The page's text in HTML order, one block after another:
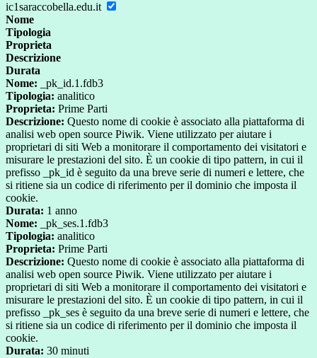
ic1saraccobella.edu.it
Nome
Tipologia
Proprieta
Descrizione
Durata
Nome: _pk_id.1.fdb3
Tipologia: analitico
Proprieta: Prime Parti
Descrizione: Questo nome di cookie è associato alla piattaforma di
analisi web open source Piwik. Viene utilizzato per aiutare i
proprietari di siti Web a monitorare il comportamento dei visitatori e
misurare le prestazioni del sito. È un cookie di tipo pattern, in cui il
prefisso _pk_id è seguito da una breve serie di numeri e lettere, che
si ritiene sia un codice di riferimento per il dominio che imposta il
cookie.
Durata: 1 anno
Nome: _pk_ses.1.fdb3
Tipologia: analitico
Proprieta: Prime Parti
Descrizione: Questo nome di cookie è associato alla piattaforma di
analisi web open source Piwik. Viene utilizzato per aiutare i
proprietari di siti Web a monitorare il comportamento dei visitatori e
misurare le prestazioni del sito. È un cookie di tipo pattern, in cui il
prefisso _pk_ses è seguito da una breve serie di numeri e lettere, che
si ritiene sia un codice di riferimento per il dominio che imposta il
cookie.
Durata: 30 minuti